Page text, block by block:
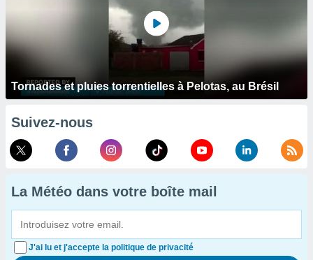
Tornades et pluies torrentielles à Pelotas, au Brésil
Suivez-nous
La Météo dans votre boîte mail
J'ai lu et j'accepte la politique de privacité